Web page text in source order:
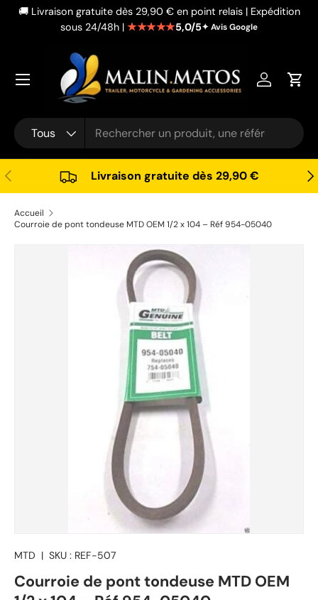
Aller au contenu
🚚 Livraison gratuite dès 29,90 € en point relais | Expédition
sous 24/48h | ★★★★★5,0/5✦ Avis Google
Recherche
Type de produit
Tous
Se
Précédent Livraison gratuite dès 29,90 €
Accueil
Courroie de pont tondeuse MTD OEM 1/2 x 104 – Réf 954-05040
Passer aux informations produits
MTD | SKU : REF-507
Courroie de pont tondeuse MTD OEM